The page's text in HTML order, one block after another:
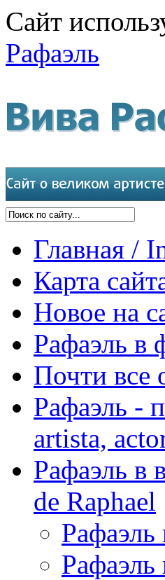
Сайт
Рафаэль
Главная /
Карта
Новое на
Рафаэль в
Почти все
Рафаэль -
artista,
Рафаэль в
de Raphael